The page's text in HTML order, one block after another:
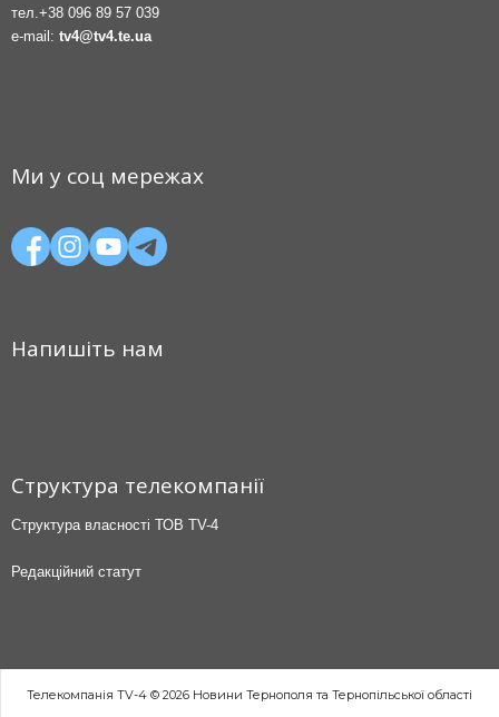
тел.+38 096 89 57 039
e-mail: tv4@tv4.te.ua
Ми у соц мережах
Напишіть нам
Структура телекомпанії
Структура власності ТОВ TV-4
Редакційний статут
Телекомпанія TV-4 © 2026 Новини Тернополя та Тернопільської області